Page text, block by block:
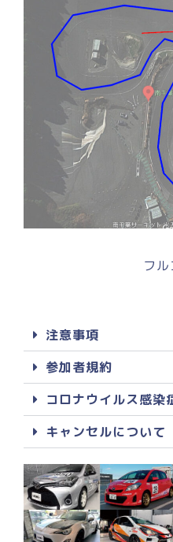
フ
注意事項
参加者規約
コロナウイルス感染
キャンセルについて